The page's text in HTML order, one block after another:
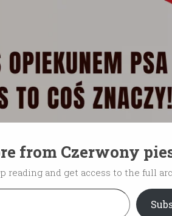
treści Jak wychować psa,
from Czerwony
reading and get access to the full